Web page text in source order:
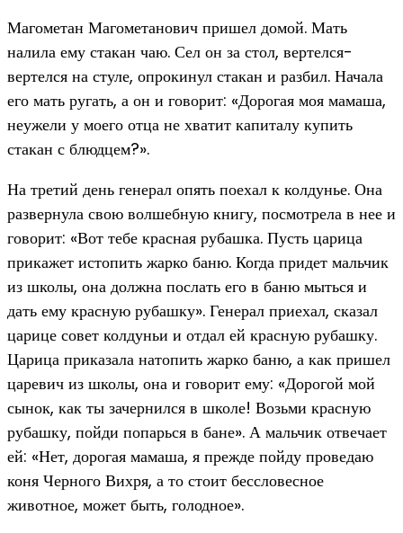
Магометан Магометанович пришел домой. Мать
налила ему стакан чаю. Сел он за стол, вертелся-
вертелся на стуле, опрокинул стакан и разбил. Начала
его мать ругать, а он и говорит: «Дорогая моя мамаша,
неужели у моего отца не хватит капиталу купить
стакан с блюдцем?».
На третий день генерал опять поехал к колдунье. Она
развернула свою волшебную книгу, посмотрела в нее и
говорит: «Вот тебе красная рубашка. Пусть царица
прикажет истопить жарко баню. Когда придет мальчик
из школы, она должна послать его в баню мыться и
дать ему красную рубашку». Генерал приехал, сказал
царице совет колдуньи и отдал ей красную рубашку.
Царица приказала натопить жарко баню, а как пришел
царевич из школы, она и говорит ему: «Дорогой мой
сынок, как ты зачернился в школе! Возьми красную
рубашку, пойди попарься в бане». А мальчик отвечает
ей: «Нет, дорогая мамаша, я прежде пойду проведаю
коня Черного Вихря, а то стоит бессловесное
животное, может быть, голодное».